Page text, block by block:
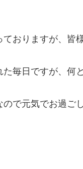
おりますが、皆
毎日ですが、何
で元気でお過ご